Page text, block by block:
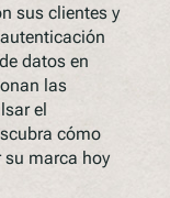
sus clientes y
datos en
las
el
cómo
su marca hoy